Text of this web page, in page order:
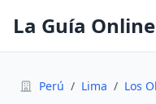
La Guía Online
Perú / Lima / Los